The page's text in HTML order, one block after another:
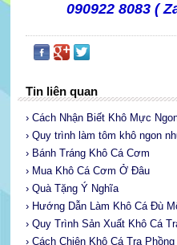
090922 8083 (
Tin liên quan
› Cách Nhận Biết Khô Mực
› Quy trình làm tôm khô ngon
› Bánh Tráng Khô Cá Cơm
› Mua Khô Cá Cơm Ở Đâu
› Quà Tặng Ý Nghĩa
› Hướng Dẫn Làm Khô Cá Đù
› Quy Trình Sản Xuất Khô Cá
› Cách Chiên Khô Cá Tra